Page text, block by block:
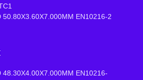
50.80X3.60X7.000MM EN10216-2
48.30X4.00X7.000MM EN10216-